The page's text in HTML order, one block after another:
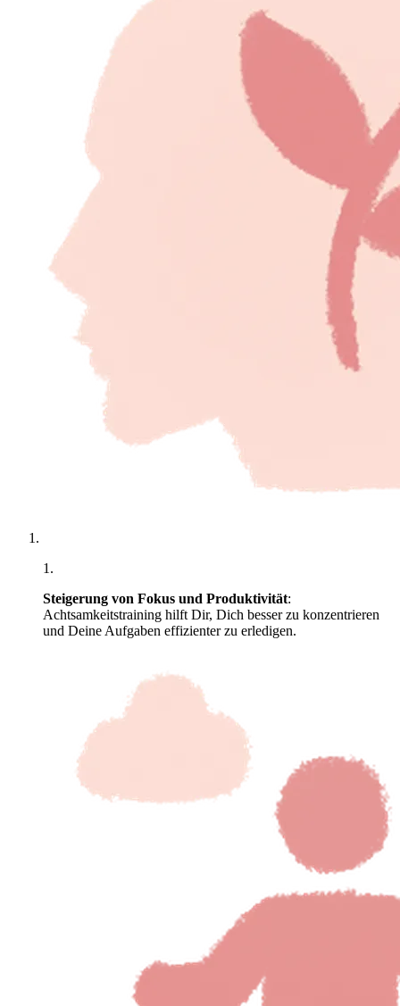
1.
Steigerung von Fokus und Produktivität:
Achtsamkeitstraining hilft Dir, Dich besser zu konzentrieren
und Deine Aufgaben effizienter zu erledigen.